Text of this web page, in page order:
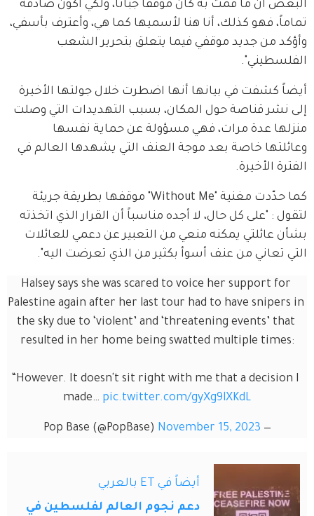
البعض أن ما قمت به كان موقفاً جباناً، ولكي أكون صادقة
تماماً، فهو كذلك، أنا هنا لأسميها كما هي، وأعترف بأسفي،
وأؤكد من جديد موقفي فيما يتعلق بتحرير الشعب
الفلسطيني".
أيضاً كشفت في بيانها أنها اضطرت خلال جولتها الأخيرة
إلى نشر قناصة حول المكان، بسبب التهديدات التي وصلت
منزلها عدة مرات، فهي مسؤولة عن حماية نفسها
وعائلتها خاصة بعد موجة العنف التي يشهدها العالم في
الفترة الأخيرة.
كما حدّدت مغنية "Without Me" موقفها بطريقة جريئة
لتقول : "على كل حال، لا أجده مناسباً أن القرار الذي اتخذته
بشأن عائلتي يمكنه منعي من التعبير عن دعمي للعائلات
التي تعاني من عنف أسوأ بكثير من الذي تعرضت اليه".
Halsey says she was scared to voice her support for
Palestine again after her last tour had to have snipers in
the sky due to ‘violent’ and ‘threatening events’ that
resulted in her home being swatted multiple times:
“However. It doesn't sit right with me that a decision I
made… pic.twitter.com/gyXg9lXKdL
— Pop Base (@PopBase)
November 15, 2023
أيضاً في ET بالعربي
دعم نجوم العالم لفلسطين في